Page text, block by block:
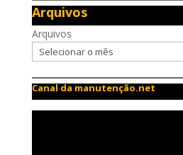
Arquivos
Arquivos
Canal da manutenção.net